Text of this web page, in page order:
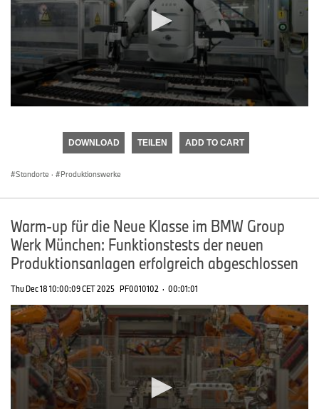
DOWNLOAD TEILEN ADD TO CART
Standorte · Produktionswerke
Warm-up für die Neue Klasse im BMW Group
Werk München: Funktionstests der neuen
Produktionsanlagen erfolgreich abgeschlossen
Thu Dec 18 10:00:09 CET 2025 PF0010102 · 00:01:01